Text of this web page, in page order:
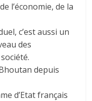
l’économie, de la
c’est aussi un
des
depuis
d’Etat français